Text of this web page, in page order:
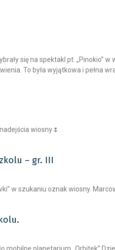
się na spektakl pt. „Pinokio”
To była wyjątkowa i pełna
wiosny🌷.
– gr. III
w szukaniu oznak wiosny.